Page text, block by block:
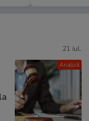
Analiză
21 iul.